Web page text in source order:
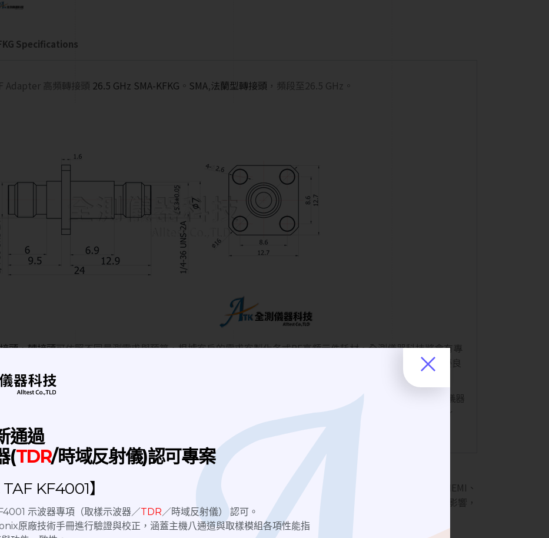
Specifications
Adapter 高頻轉接頭 26.5 GHz SMA-KFKG SMA,法蘭型轉接頭 ，頻段至26.5 GHz。
頭，轉接頭可依照不同量測需求與預算，根據客戶的需求客製化各式RF高頻元件耗材，全測儀器科技將會有專
導體產業、軍工商用等各類型通訊設備應用，應用於5G毫米波(mmWave)研發、生產開發等。供給客戶最優良
的產品，為高頻量測儀器必備工具，讓效率大幅提升。
，例如：SMA、2.4mm、2.92mm、3.5mm、1.85mm、1mm、N、SMP、SMPM、NMD型式等接頭。全測儀器
RF Adapter、Attenuator
、 Power
Divider，RF電纜、高頻同軸線材、高頻線等各式高頻無線通訊元件。
旁，提供各尺寸屏蔽箱，提供您最佳屏蔽箱解決方案。依測試需求，可選用不同介面的濾波器。測試EMC和EMI、
敏度測試等，RF功能相關測試。 隔離外部基站信號、外部干擾信號，吸收箱內射頻信號。 降低外部人員的影響，
試流程的整合，簡化流程並提高效率。
通過
(TDR/時域反射儀)認可專案
TAF KF4001】
示波器專項（取樣示波器／TDR／時域反射儀） 認可。
原廠技術手冊進行驗證與校正，涵蓋主機八通道與取樣模組各項性能指